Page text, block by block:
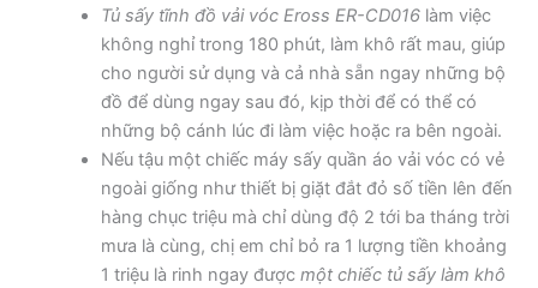
Tủ sấy tĩnh đồ vải vóc Eross ER-CD016làm việc
không nghỉ trong 180 phút, làm khô rất mau, giúp
cho người sử dụng và cả nhà sẵn ngay những bộ
đồ để dùng ngay sau đó, kịp thời để có thể có
những bộ cánh lúc đi làm việc hoặc ra bên ngoài.
Nếu tậu một chiếc máy sấy quần áo vải vóc có vẻ
ngoài giống như thiết bị giặt đắt đỏ số tiền lên đến
hàng chục triệu mà chỉ dùng độ 2 tới ba tháng trời
mưa là cùng, chị em chỉ bỏ ra 1 lượng tiền khoảng
1 triệu là rinh ngay được một chiếc tủ sấy làm khô